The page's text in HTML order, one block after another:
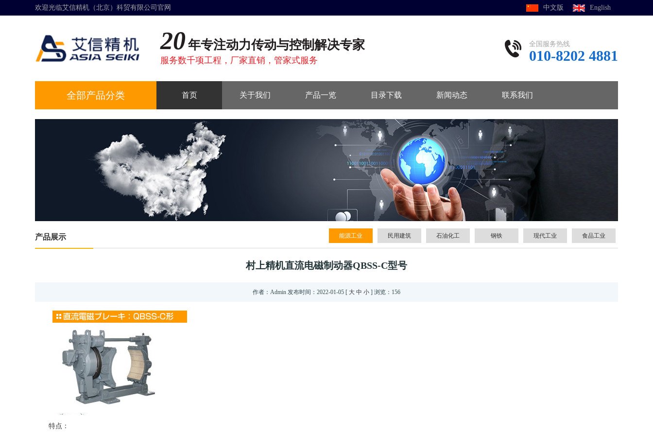
中文版 English
欢迎光临艾信精机（北京）科贸有限公司官网
20 年专注动力传动与控制解决专家
服务数千项工程，厂家直销，管家式服务
全国服务热线
010-8202 4881
全部产品分类 首页 关于我们 产品一览 目录下载 新闻动态 联系我们
产品展示 能源工业 民用建筑 石油化工 钢铁 现代工业 食品工业
村上精机直流电磁制动器QBSS-C型号
作者： Admin 发布时间：2022-01-05 [ 大 中 小 ] 浏览： 156
特点：